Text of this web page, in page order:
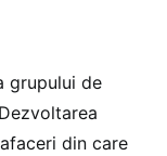
grupului de
din care